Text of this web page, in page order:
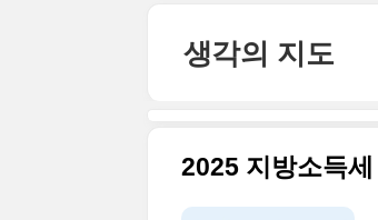
생각의 지도